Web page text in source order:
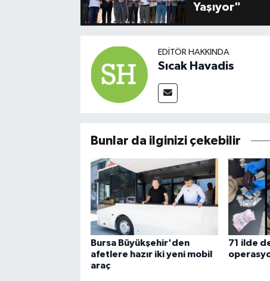
Yaşıyor"
EDITÖR HAKKINDA
Sıcak Havadis
Bunlar da ilginizi çekebilir
Bursa Büyükşehir'den
afetlere hazır iki yeni mobil
araç
71 ilde